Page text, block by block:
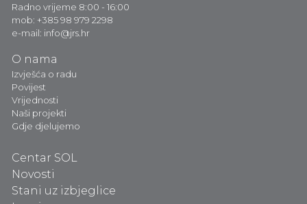
Radno vrijeme 8:00 - 16:00
mob: +385 98 979 2298
e-mail: info@jrs.hr
O nama
Izvješća o radu
Povijest
Vrijednosti
Naši projekti
Gdje djelujemo
Centar SOL
Novosti
Stani uz izbjeglice